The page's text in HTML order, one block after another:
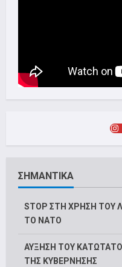
ΣΗΜΑΝΤΙΚΑ
STOP ΣΤΗ ΧΡΗΣΗ ΤΟΥ
ΤΟ ΝΑΤΟ
ΑΥΞΗΣΗ ΤΟΥ
ΤΗΣ ΚΥΒΕΡΝΗΣΗΣ